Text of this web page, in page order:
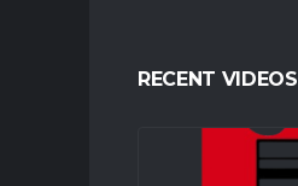
RECENT VIDEOS